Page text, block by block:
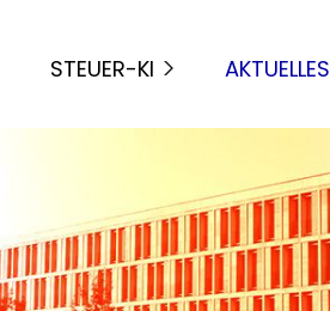
STEUER-KI AKTUELLES